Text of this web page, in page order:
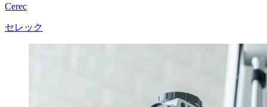
Cerec
セレック